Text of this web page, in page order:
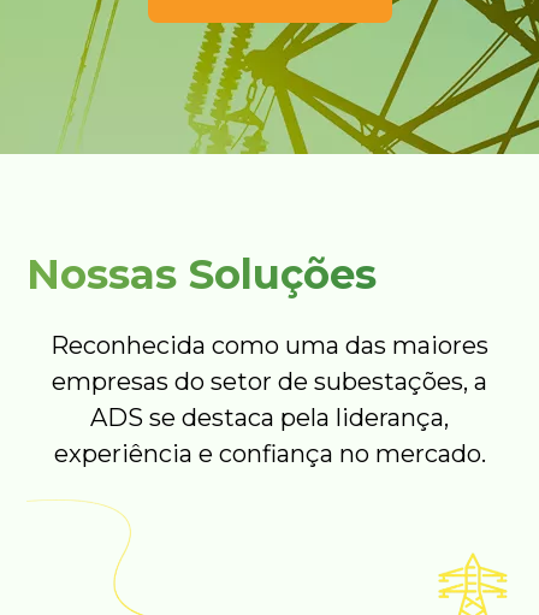
Nossas Soluções
Reconhecida como uma das maiores
empresas do setor de subestações, a
ADS se destaca pela liderança,
experiência e confiança no mercado.